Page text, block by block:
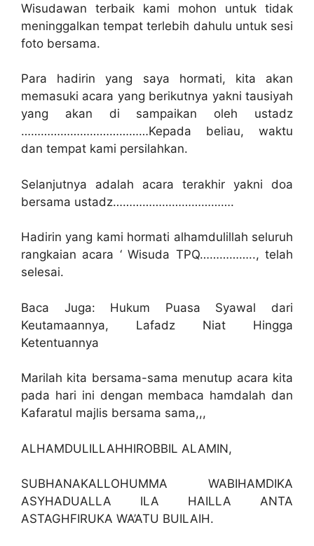
Wisudawan terbaik kami mohon untuk tidak
meninggalkan tempat terlebih dahulu untuk sesi
foto bersama.
Para hadirin yang saya hormati, kita akan
memasuki acara yang berikutnya yakni tausiyah
yang akan di sampaikan oleh ustadz
…………………………………Kepada beliau, waktu
dan tempat kami persilahkan.
Selanjutnya adalah acara terakhir yakni doa
bersama ustadz……………………………….
Hadirin yang kami hormati alhamdulillah seluruh
rangkaian acara ‘ Wisuda TPQ…………….., telah
selesai.
Baca Juga: Hukum Puasa Syawal dari
Keutamaannya, Lafadz Niat Hingga
Ketentuannya
Marilah kita bersama-sama menutup acara kita
pada hari ini dengan membaca hamdalah dan
Kafaratul majlis bersama sama,,,
ALHAMDULILLAHHIROBBIL ALAMIN,
SUBHANAKALLOHUMMA WABIHAMDIKA
ASYHADUALLA ILA HAILLA ANTA
ASTAGHFIRUKA WA’ATU BUILAIH.